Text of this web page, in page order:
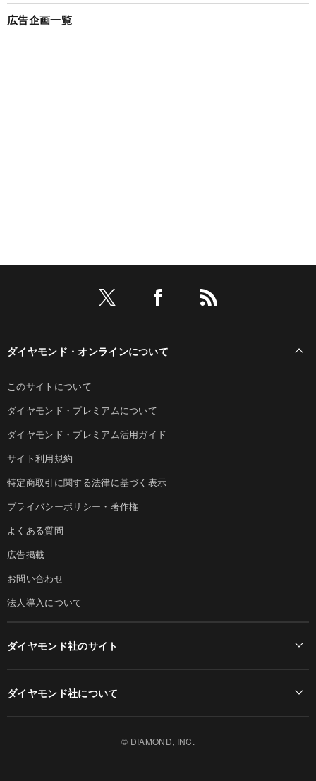
広告企画一覧
ダイヤモンド・オンラインについて
このサイトについて
ダイヤモンド・プレミアムについて
ダイヤモンド・プレミアム活用ガイド
サイト利用規約
特定商取引に関する法律に基づく表示
プライバシーポリシー・著作権
よくある質問
広告掲載
お問い合わせ
法人導入について
ダイヤモンド社のサイト
ダイヤモンド社について
© DIAMOND, INC.